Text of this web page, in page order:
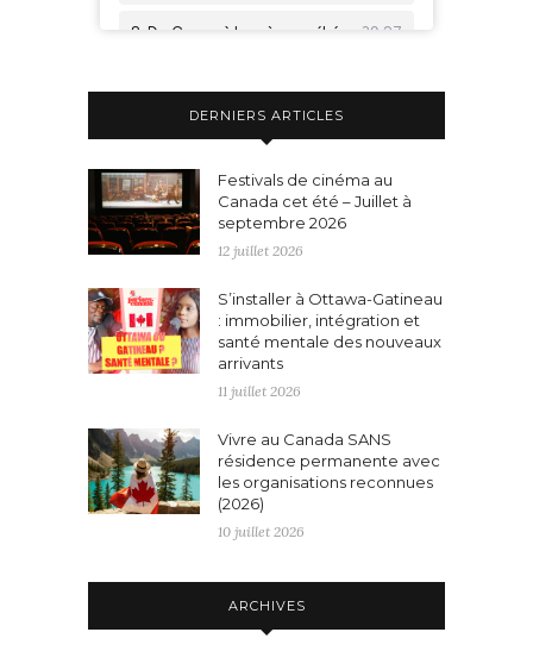
DERNIERS ARTICLES
Festivals de cinéma au
Canada cet été – Juillet à
septembre 2026
12 juillet 2026
S’installer à Ottawa-Gatineau
: immobilier, intégration et
santé mentale des nouveaux
arrivants
11 juillet 2026
Vivre au Canada SANS
résidence permanente avec
les organisations reconnues
(2026)
10 juillet 2026
ARCHIVES